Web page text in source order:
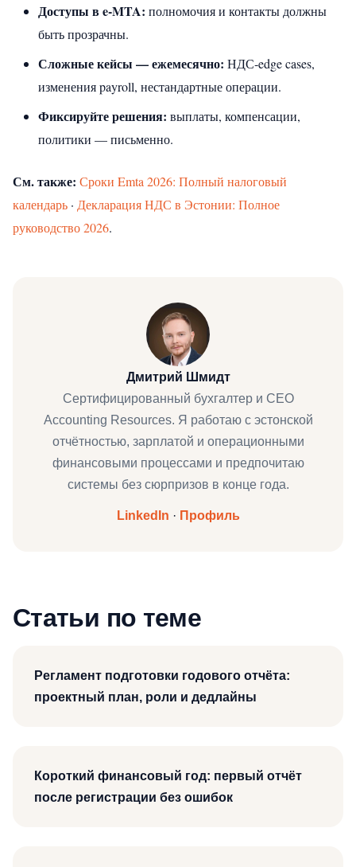
Доступы в e‑MTA: полномочия и контакты должны
быть прозрачны.
Сложные кейсы — ежемесячно: НДС‑edge cases,
изменения payroll, нестандартные операции.
Фиксируйте решения: выплаты, компенсации,
политики — письменно.
См. также: Сроки Emta 2026: Полный налоговый
календарь · Декларация НДС в Эстонии: Полное
руководство 2026.
Дмитрий Шмидт
Сертифицированный бухгалтер и CEO
Accounting Resources. Я работаю с эстонской
отчётностью, зарплатой и операционными
финансовыми процессами и предпочитаю
системы без сюрпризов в конце года.
LinkedIn · Профиль
Статьи по теме
Регламент подготовки годового отчёта:
проектный план, роли и дедлайны
Короткий финансовый год: первый отчёт
после регистрации без ошибок